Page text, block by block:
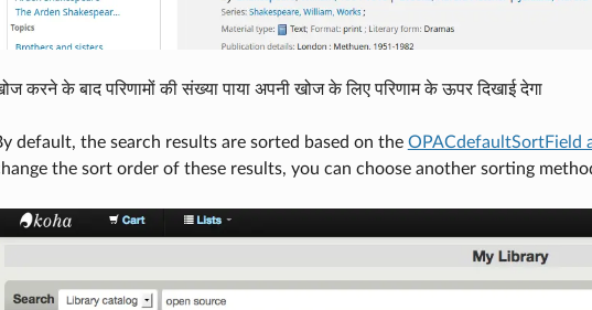
करने के बाद परिणामों की संख्या पाया अपनी खोज के लिए परिणाम के ऊपर दिखाई देगा
default, the search results are sorted based on the OPACdefaultSortField
the sort order of these results, you can choose another sorting